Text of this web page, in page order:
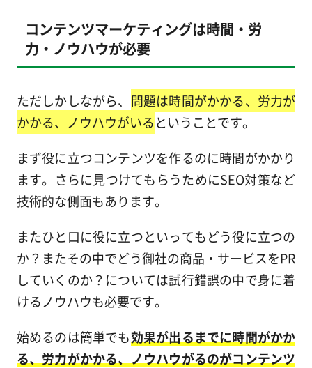
コンテンツマーケティングは時間・労
力・ノウハウが必要
ただしかしながら、 問題は時間がかかる、労力が
かかる、ノウハウがいるということです。
まず役に立つコンテンツを作るのに時間がかかり
ます。さらに見つけてもらうためにSEO対策など
技術的な側面もあります。
またひと口に役に立つといってもどう役に立つの
か？またその中でどう御社の商品・サービスをPR
していくのか？については試行錯誤の中で身に着
けるノウハウも必要です。
始めるのは簡単でも効果が出るまでに時間がかか
る、労力がかかる、ノウハウがるのがコンテンツ